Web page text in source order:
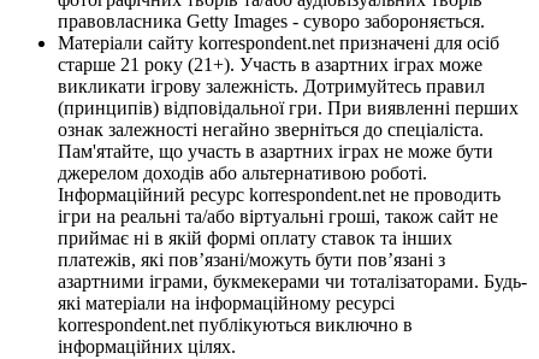
правовласника Getty Images - суворо забороняється.
Матеріали сайту korrespondent.net призначені для осіб
старше 21 року (21+). Участь в азартних іграх може
викликати ігрову залежність. Дотримуйтесь правил
(принципів) відповідальної гри. При виявленні перших
ознак залежності негайно зверніться до спеціаліста.
Пам'ятайте, що участь в азартних іграх не може бути
джерелом доходів або альтернативою роботі.
Інформаційний ресурс korrespondent.net не проводить
ігри на реальні та/або віртуальні гроші, також сайт не
приймає ні в якій формі оплату ставок та інших
платежів, які пов’язані/можуть бути пов’язані з
азартними іграми, букмекерами чи тоталізаторами. Будь-
які матеріали на інформаційному ресурсі
korrespondent.net публікуються виключно в
інформаційних цілях.